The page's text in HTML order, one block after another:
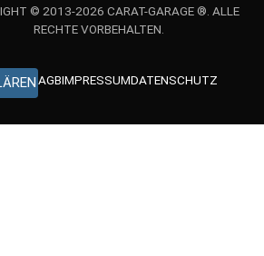
© 2013-2026 CARAT-GARAGE ®. ALLE
RECHTE VORBEHALTEN.
AGBIMPRESSUMDATENSCHUTZ